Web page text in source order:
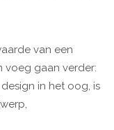
van een
voeg gaan verder:
in het oog, is